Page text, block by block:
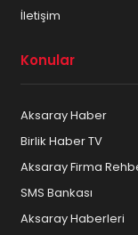
İletişim
Konular
Aksaray Haber
Birlik Haber TV
Aksaray Firma
SMS Bankası
Aksaray Haberleri